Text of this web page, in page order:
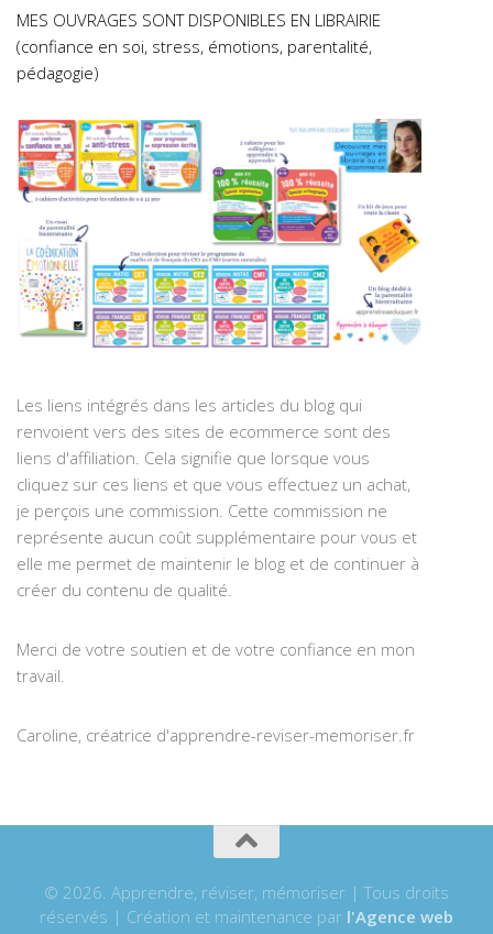
MES OUVRAGES SONT DISPONIBLES EN LIBRAIRIE
(confiance en soi, stress, émotions, parentalité,
pédagogie)
Les liens intégrés dans les articles du blog qui
renvoient vers des sites de ecommerce sont des
liens d'affiliation. Cela signifie que lorsque vous
cliquez sur ces liens et que vous effectuez un achat,
je perçois une commission. Cette commission ne
représente aucun coût supplémentaire pour vous et
elle me permet de maintenir le blog et de continuer à
créer du contenu de qualité.
Merci de votre soutien et de votre confiance en mon
travail.
Caroline, créatrice d'apprendre-reviser-memoriser.fr
© 2026. Apprendre, réviser, mémoriser | Tous droits
réservés | Création et maintenance par l'Agence web